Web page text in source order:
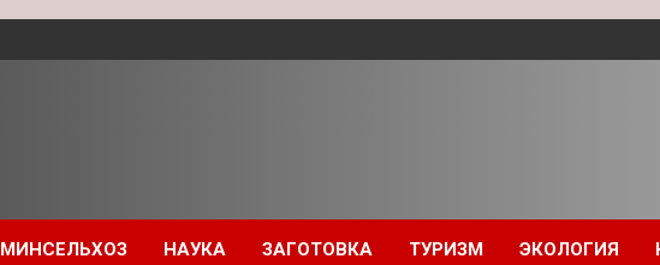
МИНСЕЛЬХОЗ НАУКА ЗАГОТОВКА ТУРИЗМ ЭКОЛОГИЯ